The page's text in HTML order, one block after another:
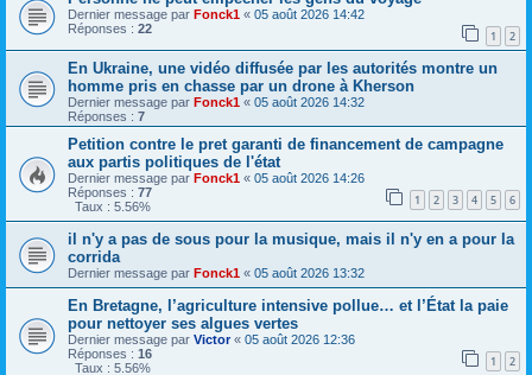
Dernier message par Fonck1 « 05 août 2026 14:42
Réponses : 22 1 2
En Ukraine, une vidéo diffusée par les autorités montre un
homme pris en chasse par un drone à Kherson
Dernier message par Fonck1 « 05 août 2026 14:32
Réponses : 7
Petition contre le pret garanti de financement de campagne
aux partis politiques de l'état
Dernier message par Fonck1 « 05 août 2026 14:26
Réponses : 77 1 2 3 4 5 6
Taux : 5.56%
il n'y a pas de sous pour la musique, mais il n'y en a pour la
corrida
Dernier message par Fonck1 « 05 août 2026 13:32
En Bretagne, l’agriculture intensive pollue… et l’État la paie
pour nettoyer ses algues vertes
Dernier message par Victor« 05 août 2026 12:36
Réponses : 16 1 2
Taux : 5.56%